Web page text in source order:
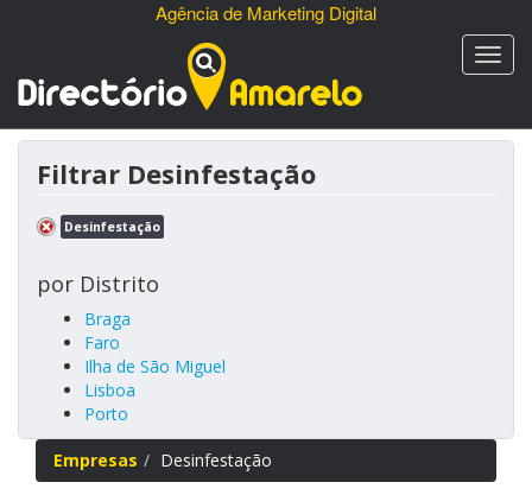
Agência de Marketing Digital
Filtrar Desinfestação
Desinfestação
por Distrito
Braga
Faro
Ilha de São Miguel
Lisboa
Porto
Empresas Desinfestação